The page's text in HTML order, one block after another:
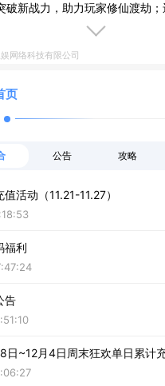
破新战力，助力玩家修仙渡劫
仙宠、妖灵，双修、功法、心法
网络科技有限公司
页
公告 攻略
活动（11.21-11.27）
福利
告
日~12月4日周末狂欢单日累计